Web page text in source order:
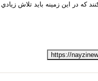
كه در اين زمينه بايد تلاش زيادي
https://